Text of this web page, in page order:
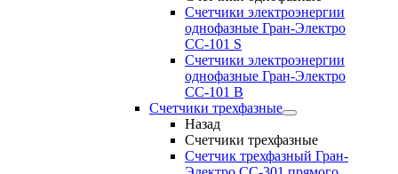
Счетчики электроэнергии
однофазные Гран-Электро
СС-101 S
Счетчики электроэнергии
однофазные Гран-Электро
СС-101 B
Счетчики трехфазные
Назад
Счетчики трехфазные
Счетчик трехфазный Гран-